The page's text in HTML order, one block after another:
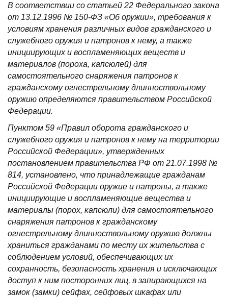
В соответствии со статьей 22 Федерального закона
от 13.12.1996 № 150-ФЗ «Об оружии», требования к
условиям хранения различных видов гражданского и
служебного оружия и патронов к нему, а также
инициирующих и воспламеняющих веществ и
материалов (пороха, капсюлей) для
самостоятельного снаряжения патронов к
гражданскому огнестрельному длинноствольному
оружию определяются правительством Российской
Федерации.
Пунктом 59 «Правил оборота гражданского и
служебного оружия и патронов к нему на территории
Российской Федерации», утвержденных
постановлением правительства РФ от 21.07.1998 №
814, установлено, что принадлежащие гражданам
Российской Федерации оружие и патроны, а также
инициирующие и воспламеняющие вещества и
материалы (порох, капсюли) для самостоятельного
снаряжения патронов к гражданскому
огнестрельному длинноствольному оружию должны
храниться гражданами по месту их жительства с
соблюдением условий, обеспечивающих их
сохранность, безопасность хранения и исключающих
доступ к ним посторонних лиц, в запирающихся на
замок (замки) сейфах, сейфовых шкафах или